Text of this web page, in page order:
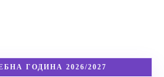
ГОДИНА 2026/2027